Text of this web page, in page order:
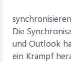
Die
und Outlook
ein Krampf